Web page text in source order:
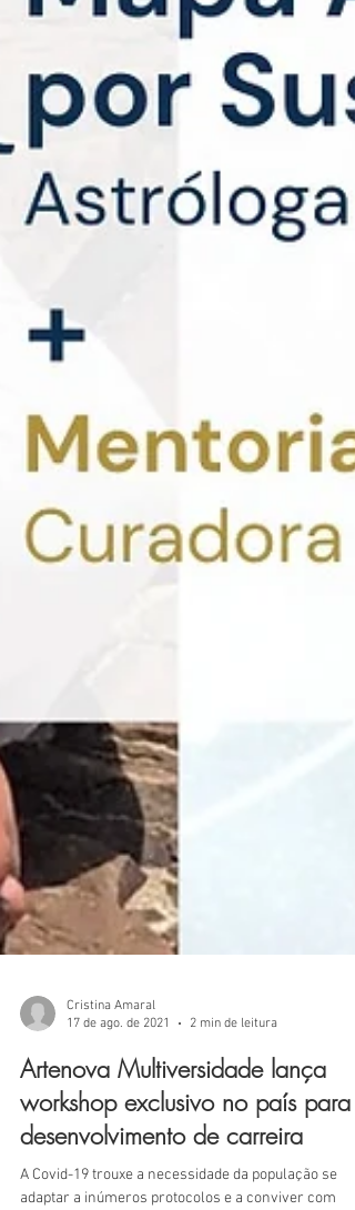
Cristina Amaral
17 de ago. de 2021
2 min de leitura